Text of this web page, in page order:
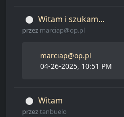
Witam i szukam...
przez marciap@op.pl
marciap@op.pl
04-26-2025, 10:51 PM
Witam
przeztanbuelo